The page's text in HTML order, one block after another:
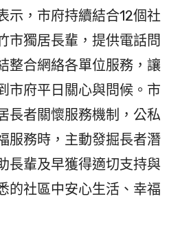
示，市府持續結合12個社
市獨居長輩，提供電話問
整合網絡各單位服務，讓
市府平日關心與問候。市
長者關懷服務機制，公私
服務時，主動發掘長者潛
長輩及早獲得適切支持與
的社區中安心生活、幸福